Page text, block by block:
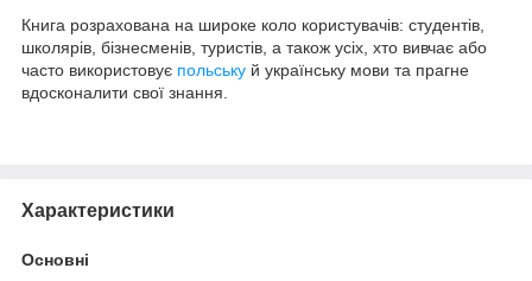
Книга розрахована на широке коло користувачів: студентів,
школярів, бізнесменів, туристів, а також усіх, хто вивчає або
часто використовує польську й українську мови та прагне
вдосконалити свої знання.
Характеристики
Основні